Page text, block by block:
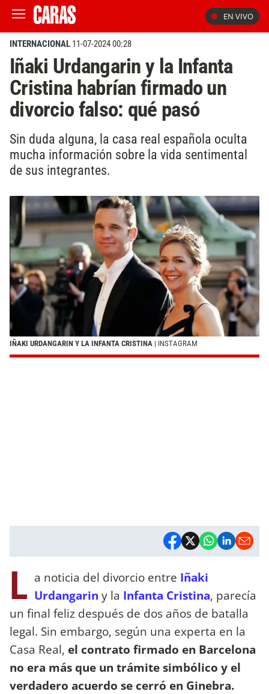
EN VIVO
INTERNACIONAL 11-07-2024 00:28
Iñaki Urdangarin y la Infanta
Cristina habrían firmado un
divorcio falso: qué pasó
Sin duda alguna, la casa real española oculta
mucha información sobre la vida sentimental
de sus integrantes.
IÑAKI URDANGARIN Y LA INFANTA CRISTINA | INSTAGRAM
L a noticia del divorcio entre Iñaki
Urdangarin y la Infanta Cristina, parecía
un final feliz después de dos años de batalla
legal. Sin embargo, según una experta en la
Casa Real, el contrato firmado en Barcelona
no era más que un trámite simbólico y el
verdadero acuerdo se cerró en Ginebra.